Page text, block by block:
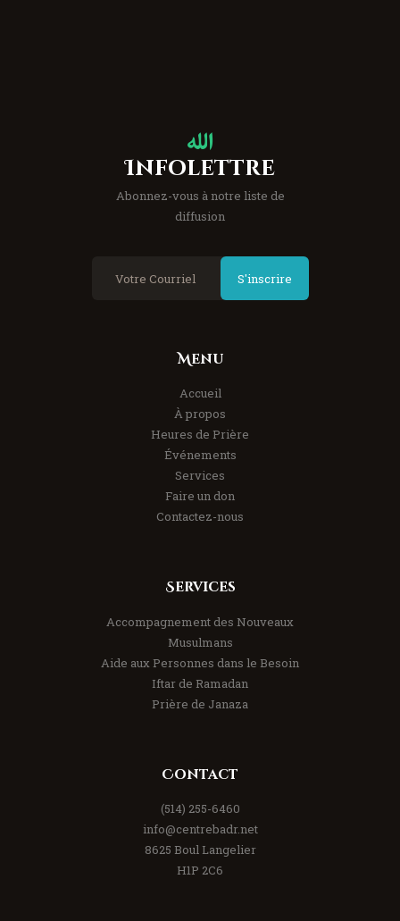
Infolettre
Abonnez-vous à notre liste de
diffusion
S'inscrire
Menu
Accueil
À propos
Heures de Prière
Événements
Services
Faire un don
Contactez-nous
Services
Accompagnement des Nouveaux
Musulmans
Aide aux Personnes dans le Besoin
Iftar de Ramadan
Prière de Janaza
Contact
(514) 255-6460
info@centrebadr.net
8625 Boul Langelier
H1P 2C6